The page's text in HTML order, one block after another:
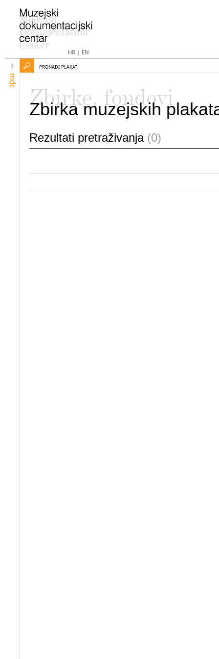
HR| EN
mdc
PRONAĐI PLAKAT
Zbirke, fondovi
Zbirka muzejskih
Rezultati pretraživanja (0)